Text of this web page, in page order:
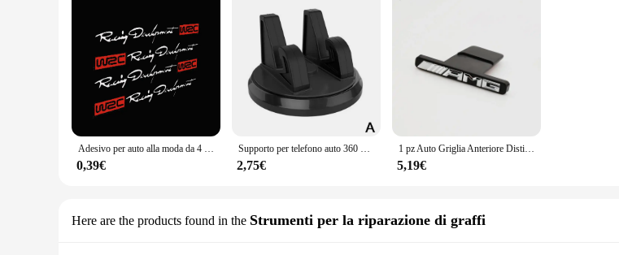
Adesivo per auto alla moda da 4 pezzi Adesivo per decalcomanie decorative per maniglia per porta auto WRC per lo sviluppo delle corse
0,39€
Supporto per telefono auto 360 gradi Pad cruscotto supporto antiscivolo supporto per telefono cellulare In auto per IPhone 15 14 13 Pro Max Plus
2,75€
1 pz Auto Griglia Anteriore Distintivo Emblema Griglia Per Mercedes Benz AMG LOGO W205 W206 W213 W212 X253 X247 W176 W177 W167 W166 GLA CLA
5,19€
Here are the products found in the Strumenti per la riparazione di graffi